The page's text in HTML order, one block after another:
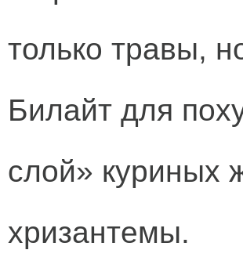
только травы,
Билайт для
слой» куриных
хризантемы.